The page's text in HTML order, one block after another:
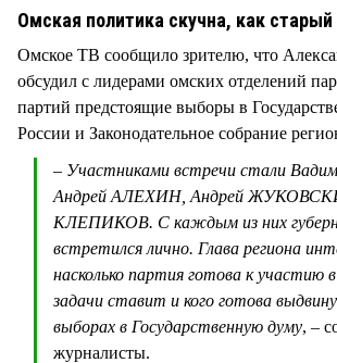
Омская политика скучна, как
Омское ТВ сообщило зрителю, что
обсудил с лидерами омских отделений
партий предстоящие выборы в
России и Законодательное собрание
– Участниками встречи стали
Андрей АЛЕХИН, Андрей
КЛЕПИКОВ. С каждым из них
встретился лично. Глава региона
насколько партия готова к участию
задачи ставит и кого готова
выборах в Государственную думу, –
журналисты.